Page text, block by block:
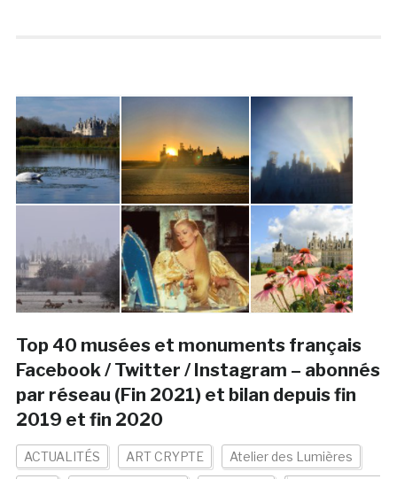
Top 40 musées et monuments français
Facebook / Twitter / Instagram – abonnés
par réseau (Fin 2021) et bilan depuis fin
2019 et fin 2020
ACTUALITÉS ART CRYPTE Atelier des Lumières